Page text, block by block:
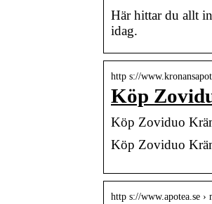
Här hittar du allt
idag.
http s://
Köp
Köp Zoviduo
Köp Zoviduo
http s://www.apotea.se ›